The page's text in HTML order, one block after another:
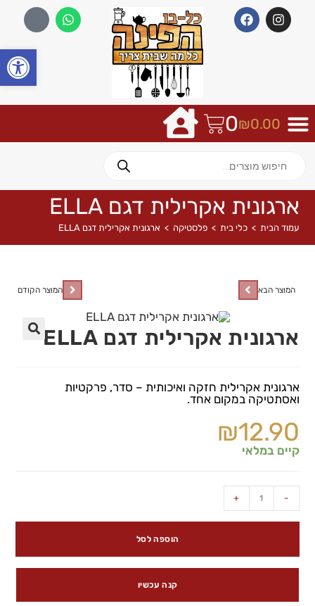
₪0.00
0
ארגונית אקרילית דגם ELLA
עמוד הבית > כלי בית > פלסטיקה > ארגונית אקרילית דגם ELLA
המוצר הקודם המוצר הבא
ארגונית אקרילית דגם ELLA
ארגונית אקרילית חזקה ואיכותית – סדר, פרקטיות
ואסתטיקה במקום אחד.
₪12.90
קיים במלאי
-
+
הוספה לסל
קנה עכשיו